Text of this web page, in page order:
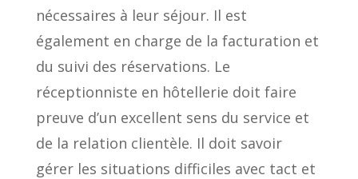
nécessaires à leur séjour. Il est
également en charge de la facturation et
du suivi des réservations. Le
réceptionniste en hôtellerie doit faire
preuve d’un excellent sens du service et
de la relation clientèle. Il doit savoir
gérer les situations difficiles avec tact et